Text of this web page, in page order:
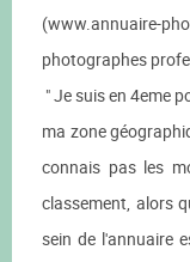
(www.annuaire-
photographes
" Je suis en 4eme
ma zone
connais pas les
classement, alors
sein de l'annuaire